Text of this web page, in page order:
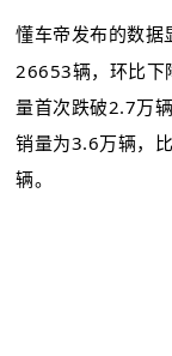
懂车帝发布的数据
26653辆，环比下
量首次跌破2.7万
销量为3.6万辆，
辆。